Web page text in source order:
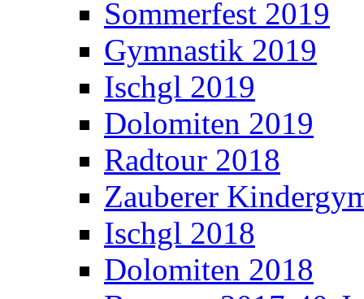
Sommerfest 2019
Gymnastik 2019
Ischgl 2019
Dolomiten 2019
Radtour 2018
Zauberer
Ischgl 2018
Dolomiten 2018